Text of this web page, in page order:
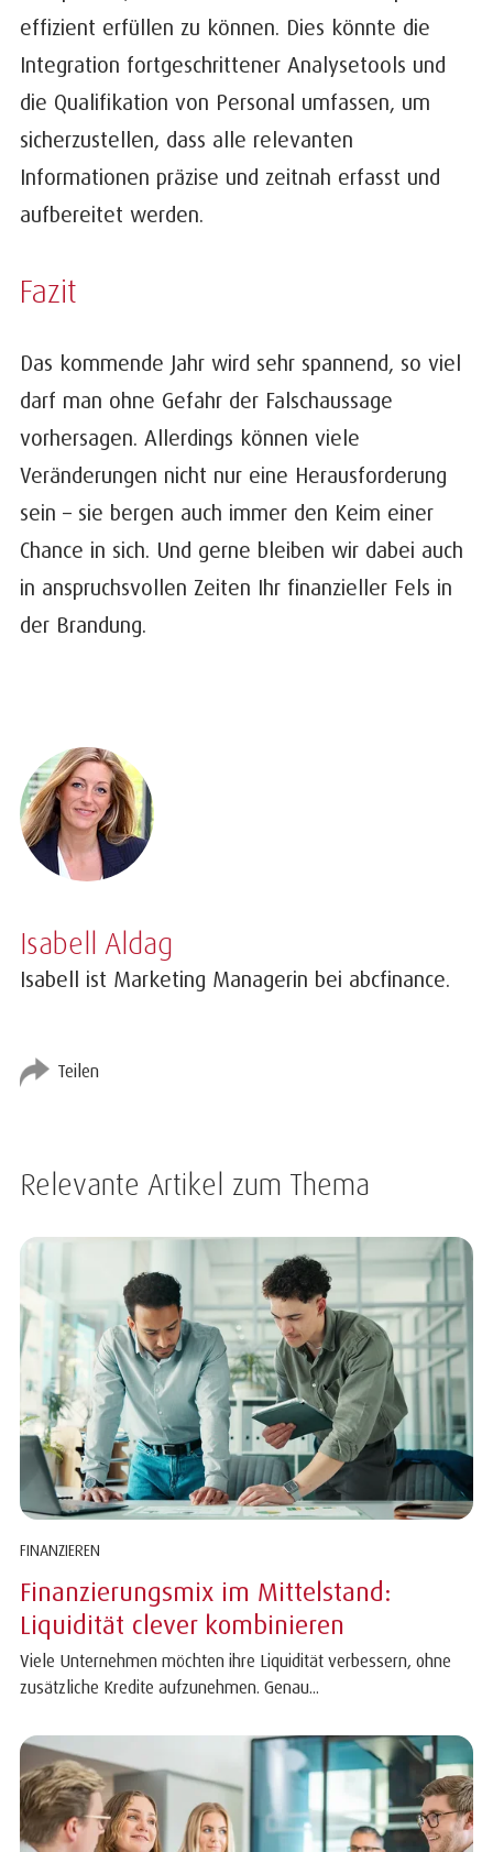
effizient erfüllen zu können. Dies könnte die
Integration fortgeschrittener Analysetools und
die Qualifikation von Personal umfassen, um
sicherzustellen, dass alle relevanten
Informationen präzise und zeitnah erfasst und
aufbereitet werden.
Fazit
Das kommende Jahr wird sehr spannend, so viel
darf man ohne Gefahr der Falschaussage
vorhersagen. Allerdings können viele
Veränderungen nicht nur eine Herausforderung
sein – sie bergen auch immer den Keim einer
Chance in sich. Und gerne bleiben wir dabei auch
in anspruchsvollen Zeiten Ihr finanzieller Fels in
der Brandung.
Isabell Aldag
Isabell ist Marketing Managerin bei abcfinance.
Teilen
Relevante Artikel zum Thema
FINANZIEREN
Finanzierungsmix im Mittelstand:
Liquidität clever kombinieren
Viele Unternehmen möchten ihre Liquidität verbessern, ohne
zusätzliche Kredite aufzunehmen. Genau...